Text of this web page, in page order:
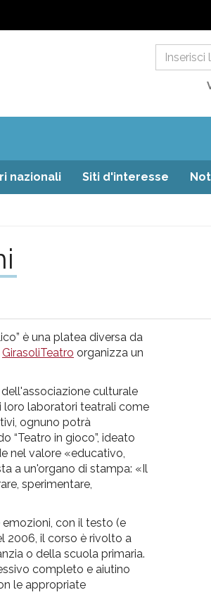
nazionali Siti d'interesse
è una platea diversa da
GirasoliTeatro organizza un
culturale
loro laboratori teatrali come
ognuno potrà
“Teatro in gioco”, ideato
nel valore «educativo,
a un'organo di stampa: «Il
sperimentare,
con il testo (e
2006, il corso è rivolto a
o della scuola primaria.
completo e aiutino
le appropriate